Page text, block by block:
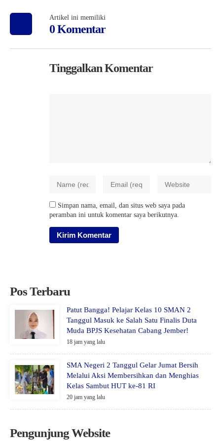
Artikel ini memiliki
0 Komentar
Tinggalkan Komentar
Simpan nama, email, dan situs web saya pada
peramban ini untuk komentar saya berikutnya.
Pos Terbaru
Patut Bangga! Pelajar Kelas 10 SMAN 2
Tanggul Masuk ke Salah Satu Finalis Duta
Muda BPJS Kesehatan Cabang Jember!
18 jam yang lalu
SMA Negeri 2 Tanggul Gelar Jumat Bersih
Melalui Aksi Membersihkan dan Menghias
Kelas Sambut HUT ke-81 RI
20 jam yang lalu
Pengunjung Website